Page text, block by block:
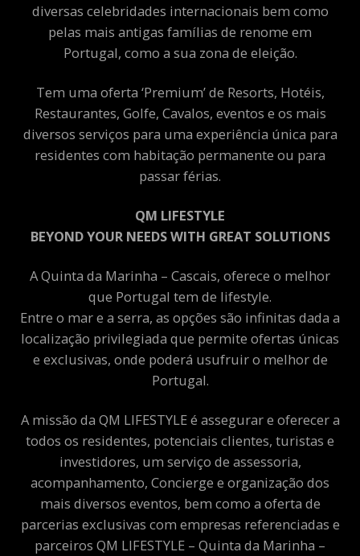
diversas celebridades internacionais bem como
pelas mais antigas famílias de renome em
Portugal, como a sua zona de eleição.
Tem uma oferta ‘Premium’ de Resorts, Hotéis,
Restaurantes, Golfe, Cavalos, eventos e os mais
diversos serviços para uma experiência única para
residentes com habitação permanente ou para
passar férias.
QM LIFESTYLE
BEYOND YOUR NEEDS WITH GREAT SOLUTIONS
A Quinta da Marinha – Cascais, oferece o melhor
que Portugal tem de lifestyle.
Entre o mar e a serra, as opções são infinitas dada a
localização privilegiada que permite ofertas únicas
e exclusivas, onde poderá usufruir o melhor de
Portugal.
A missão da QM LIFESTYLE é assegurar e oferecer a
todos os residentes, potenciais clientes, turistas e
investidores, um serviço de assessoria,
acompanhamento, Concierge e organização dos
mais diversos eventos, bem como a oferta de
parcerias exclusivas com empresas referenciadas e
parceiros QM LIFESTYLE – Quinta da Marinha –